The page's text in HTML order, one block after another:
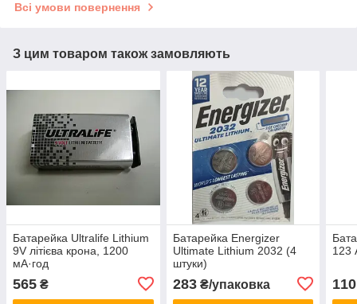
Всі умови повернення
З цим товаром також замовляють
Батарейка Ultralife Lithium
9V літієва крона, 1200
мА·год
565 ₴
Батарейка Energizer
Ultimate Lithium 2032 (4
штуки)
283₴/упаковка
123
110